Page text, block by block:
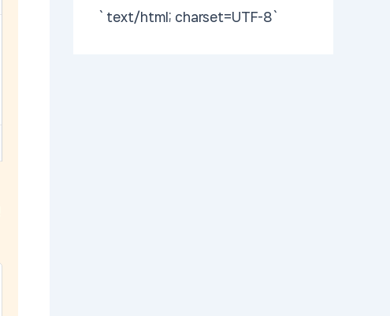
`text/html; charset=UTF-8`